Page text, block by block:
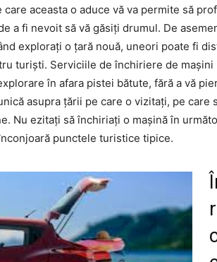
care aceasta o aduce vă va permite să
a fi nevoit să vă găsiți drumul. De
explorați o țară nouă, uneori poate fi
turiști. Serviciile de închiriere de
în afara pistei bătute, fără a vă
asupra țării pe care o vizitați, pe care
Nu ezitați să închiriați o mașină în
punctele turistice tipice.